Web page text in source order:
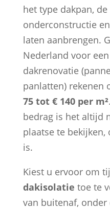
het type dakpan,
onderconstructie
laten aanbrengen.
Nederland voor
dakrenovatie
panlatten) rekenen
75 tot € 140 per m²
bedrag is het altijd
plaatse te
is.
Kiest u ervoor om
dakisolatie toe te
van buitenaf, onder